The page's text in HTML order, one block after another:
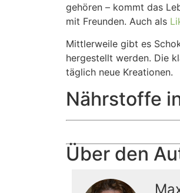
gehören – kommt das
mit Freunden. Auch als
Mittlerweile gibt es
hergestellt werden. Die
täglich neue Kreationen.
Nährstoffe
Über den